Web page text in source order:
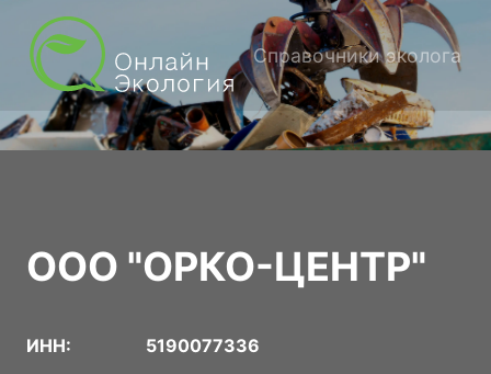
Справочники эколога
ООО "ОРКО-ЦЕНТР"
ИНН: 5190077336